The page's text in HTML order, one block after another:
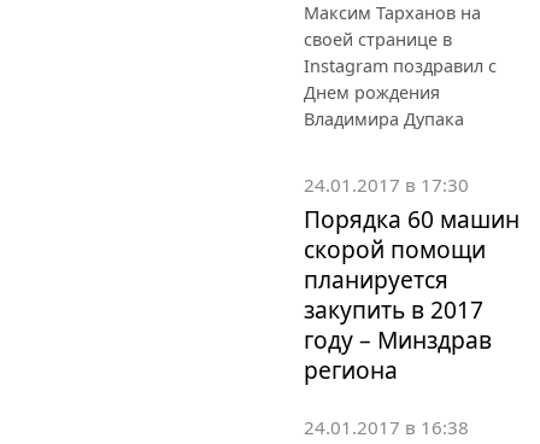
Максим Тарханов на
своей странице в
Instagram поздравил с
Днем рождения
Владимира Дупака
24.01.2017 в 17:30
Порядка 60 машин
скорой помощи
планируется
закупить в 2017
году – Минздрав
региона
24.01.2017 в 16:38